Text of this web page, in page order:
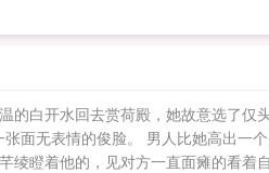
白开水回去赏荷殿，她故意选了
面无表情的俊脸。 男人比她高出一
瞪着他的，见对方一直面瘫的看